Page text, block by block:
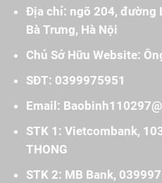
Địa chỉ: ngõ 204, đường
Bà Trưng, Hà Nội
Chủ Sở Hữu Website:
SĐT: 0399975951
Email:
STK 1: Vietcombank,
THONG
STK 2: MB Bank,